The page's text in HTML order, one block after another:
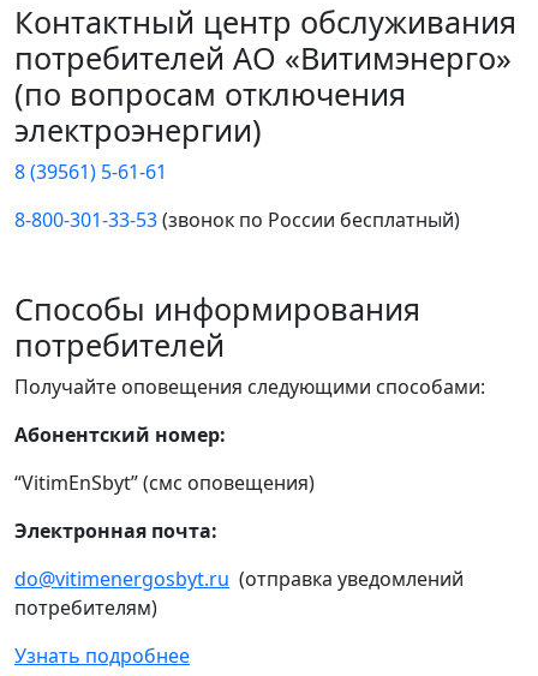
Контактный центр обслуживания
потребителей АО «Витимэнерго»
(по вопросам отключения
электроэнергии)
8 (39561) 5-61-61
8-800-301-33-53(звонок по России бесплатный)
Способы информирования
потребителей
Получайте оповещения следующими способами:
Абонентский номер:
“VitimEnSbyt” (смс оповещения)
Электронная почта:
do@vitimenergosbyt.ru (отправка уведомлений
потребителям)
Узнать подробнее